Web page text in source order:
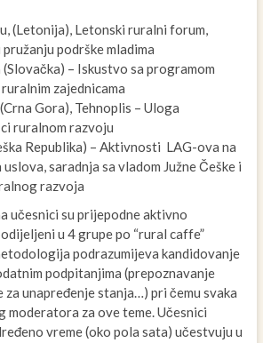
(Letonija), Letonski ruralni forum,
podrške mladima
– Iskustvo sa programom
zajednicama
Gora), Tehnoplis – Uloga
ruralnom razvoju
Republika) – Aktivnosti LAG-ova na
saradnja sa vladom Južne Češke i
razvoja
učesnici su prijepodne aktivno
u 4 grupe po “rural caffe”
podrazumijeva kandidovanje
podpitanjima (prepoznavanje
za unapređenje stanja…) pri čemu svaka
moderatora za ove teme. Učesnici
vreme (oko pola sata) učestvuju u